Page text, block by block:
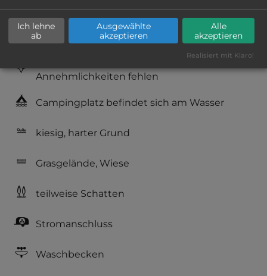
Hygiene: gut
Annehmlichkeiten fehlen
Campingplatz befindet sich am Wasser
kiesig, harter Grund
Grasgelände, Wiese
teilweise Schatten
Stromanschluss
Waschbecken
Ich lehne
ab
Ausgewählte
akzeptieren
Alle
akzeptieren
Realisiert mit Klaro!